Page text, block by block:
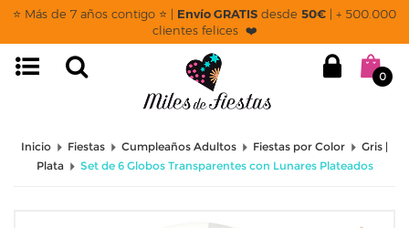
⭐ Más de 7 años contigo ⭐ | Envío GRATIS desde 50€ | + 500.000
clientes felices ❤️
0
Inicio Fiestas Cumpleaños Adultos Fiestas por Color
Gris |
Plata
Set de 6 Globos Transparentes con Lunares Plateados